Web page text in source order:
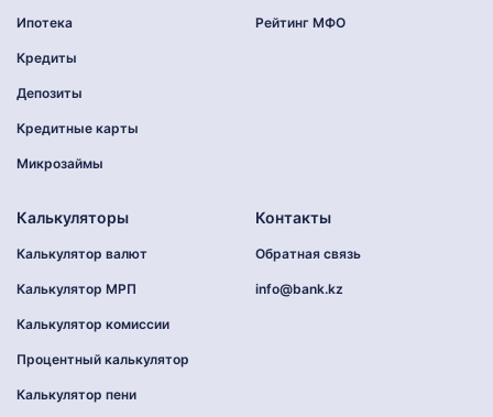
Ипотека
Кредиты
Депозиты
Кредитные карты
Микрозаймы
Рейтинг МФО
Калькуляторы
Калькулятор валют
Калькулятор МРП
Калькулятор комиссии
Процентный калькулятор
Калькулятор пени
Контакты
Обратная связь
info@bank.kz